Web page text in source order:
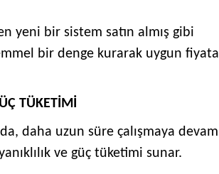
yeni bir sistem satın almış gibi
bir denge kurarak uygun fiyata
TÜKETİMİ
daha uzun süre çalışmaya devam
ve güç tüketimi sunar.